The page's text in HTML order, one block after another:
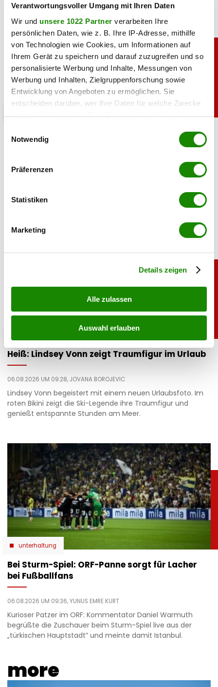
Verantwortungsvoller Umgang mit Ihren Daten
Wir und unsere 1022 Partner verarbeiten Ihre
persönlichen Daten, wie z. B. Ihre IP-Adresse, mithilfe
von Technologien wie Cookies, um Informationen auf
Ihrem Gerät zu speichern und darauf zuzugreifen und so
personalisierte Werbung und Inhalte, Messungen von
Werbung und Inhalten, Zielgruppenforschung sowie
Entwicklung von Angeboten zu ermöglichen. Sie
entscheiden darüber, wer Ihre Daten für welche Zwecke
nutzt. Sie können Ihre Einwilligung jederzeit über die
Trigger Symbol ändern oder widerrufen
Informationen über Ihre geografische Lage
können
bestimmten Merkmalen (Fingerprinting) identifizieren
Erfahren Sie mehr darüber, wie Ihre persönlichen Daten
Notwendig
Präferenzen
Statistiken
Marketing
Details zeigen
Alle zulassen
Auswahl erlauben
ORF-Gagen enthüllt: So viel verdient Armin
Wolf tatsächlich
31.03.2026 UM 09:19,
„ZiB 2“-Moderator zählt zu den bestbezahlten Journalisten
im ORF. So viel verdient er jährlich.
Heiß: Lindsey Vonn zeigt Traumfigur im Urlaub
06.08.2026 UM 09:28, JOVANA BOROJEVIC
Lindsey Vonn begeistert mit einem neuen Urlaubsfoto. Im
roten Bikini zeigt die Ski-Legende ihre Traumfigur und
genießt entspannte Stunden am Meer.
unterhaltung
Bei Sturm-Spiel: ORF-Panne sorgt für Lacher
bei Fußballfans
06.08.2026 UM 09:36,YUNUS EMRE KURT
Kurioser Patzer im ORF: Kommentator Daniel Warmuth
begrüßte die Zuschauer beim Sturm-Spiel live aus der
„türkischen Hauptstadt” und meinte damit Istanbul.
more